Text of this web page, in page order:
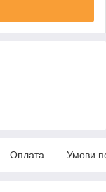
Оплата Умови